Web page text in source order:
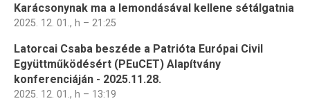
Karácsonynak ma a lemondásával kellene sétálgatnia
2025. 12. 01., h – 21:25
Latorcai Csaba beszéde a Patrióta Európai Civil
Együttműködésért (PEuCET) Alapítvány
konferenciáján - 2025.11.28.
2025. 12. 01., h – 13:19